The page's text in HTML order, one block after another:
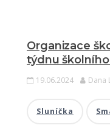
Organizace
týdnu
19.06.2024 Dana
Sluníčka